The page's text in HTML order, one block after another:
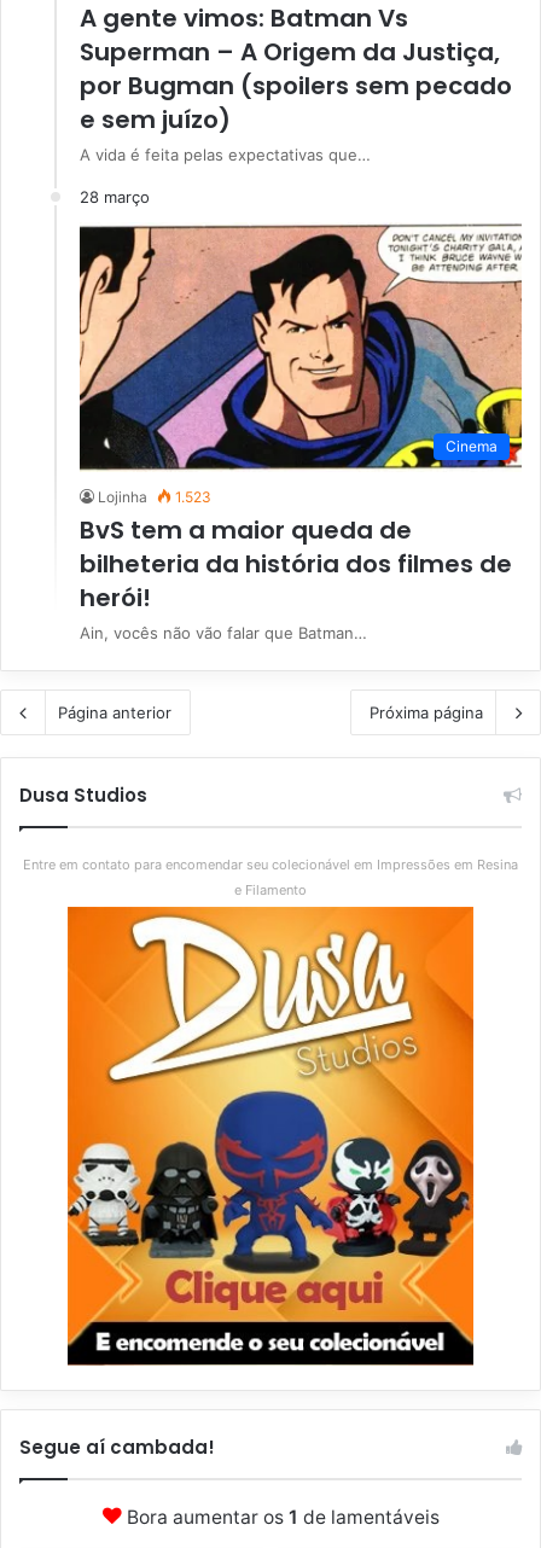
A gente vimos: Batman Vs
Superman – A Origem da Justiça,
por Bugman (spoilers sem pecado
e sem juízo)
A vida é feita pelas expectativas que…
28 março
Cinema
Lojinha 1.523
BvS tem a maior queda de
bilheteria da história dos filmes de
herói!
Ain, vocês não vão falar que Batman…
Página anterior Próxima página
Dusa Studios
Entre em contato para encomendar seu colecionável em Impressões em Resina
e Filamento
Segue aí cambada!
Bora aumentar os 1 de lamentáveis